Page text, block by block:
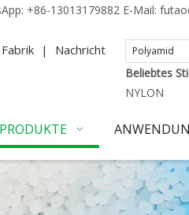
+86-13013179882 E-Mail:
Fabrik | Nachricht
Beliebtes
NYLON
PRODUKTE